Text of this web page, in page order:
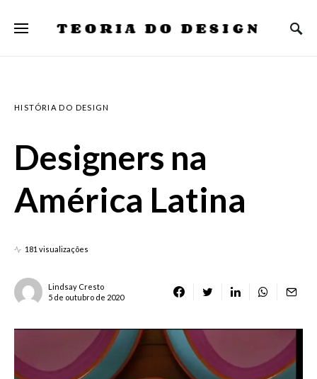
TEORIA DO DESIGN
HISTÓRIA DO DESIGN
Designers na
América Latina
181 visualizações
Lindsay Cresto
5 de outubro de 2020